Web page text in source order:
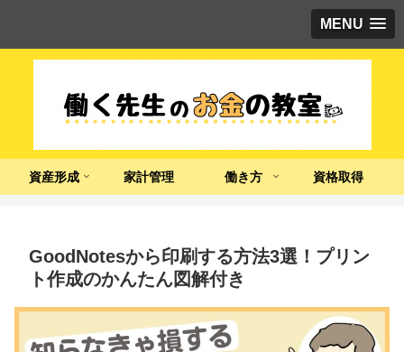
MENU
資産形成 家計管理 働き方 資格取得
GoodNotesから印刷する方法3選！プリン
ト作成のかんたん図解付き